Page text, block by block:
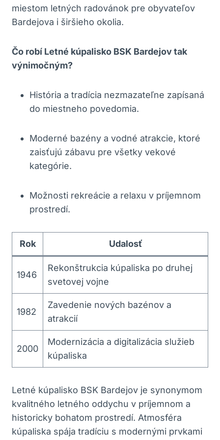
miestom letných radovánok pre obyvateľov
Bardejova i širšieho okolia.
Čo robí Letné kúpalisko BSK Bardejov tak
výnimočným?
História a tradícia nezmazateľne zapísaná
do miestneho povedomia.
Moderné bazény a vodné atrakcie, ktoré
zaisťujú zábavu pre všetky vekové
kategórie.
Možnosti rekreácie a relaxu v príjemnom
prostredí.
Rok Udalosť
1946
Rekonštrukcia kúpaliska po druhej
svetovej vojne
1982
Zavedenie nových bazénov a
atrakcií
2000
Modernizácia a digitalizácia služieb
kúpaliska
Letné kúpalisko BSK Bardejov je synonymom
kvalitného letného oddychu v príjemnom a
historicky bohatom prostredí. Atmosféra
kúpaliska spája tradíciu s modernými prvkami